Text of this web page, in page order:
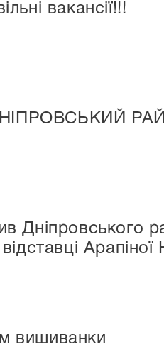
вакансії!!!
Дніпровського
Арапіної
вишиванки